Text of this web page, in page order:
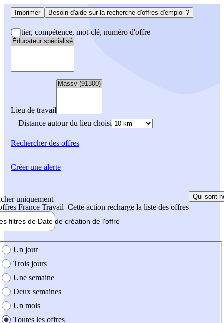
Imprimer Besoin d'aide sur la recherche d'offres d'emploi ?
Métier, compétence, mot-clé, numéro d'offre
Lieu de travail
Distance autour du lieu choisi
Rechercherdes offres
uniquement
France Travail Cette action recharge la liste des offres
Qui sont
filtres de Date de création de l'offre
création de l'offre
Un jour
Trois jours
Une semaine
Deux semaines
Un mois
Toutes les offres
Créer une alerte